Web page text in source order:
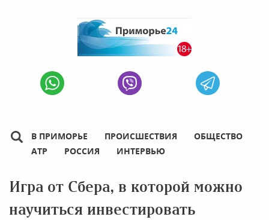
В ПРИМОРЬЕ ПРОИСШЕСТВИЯ
ОБЩЕСТВО
АТР
РОССИЯ ИНТЕРВЬЮ
Игра от Сбера, в которой можно
научиться инвестировать